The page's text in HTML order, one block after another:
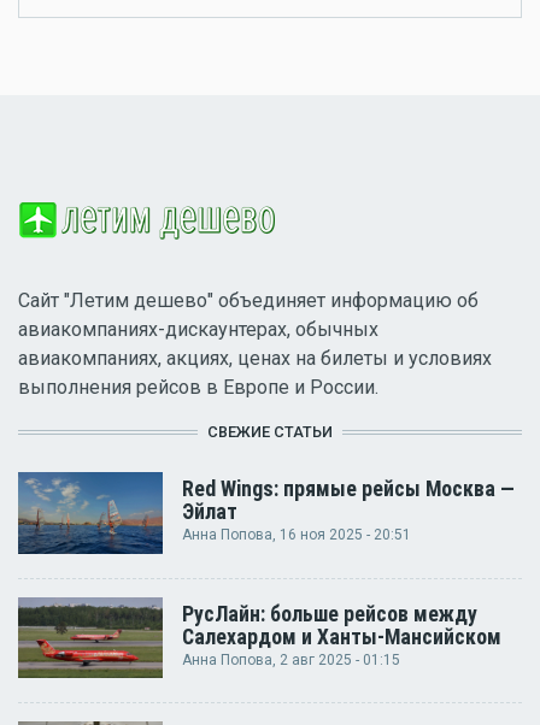
Сайт "Летим дешево" объединяет информацию об
авиакомпаниях-дискаунтерах, обычных
авиакомпаниях, акциях, ценах на билеты и условиях
выполнения рейсов в Европе и России.
СВЕЖИЕ СТАТЬИ
Red Wings: прямые рейсы Москва —
Эйлат
Анна Попова, 16 ноя 2025 - 20:51
РусЛайн: больше рейсов между
Салехардом и Ханты-Мансийском
Анна Попова , 2 авг 2025 - 01:15